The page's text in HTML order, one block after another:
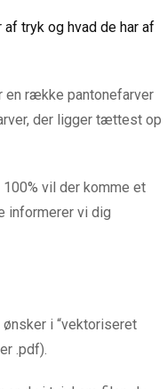
tryk og hvad de har af
en række pantonefarver
der ligger tættest op
vil der komme et
informerer vi dig
i “vektoriseret
.pdf).